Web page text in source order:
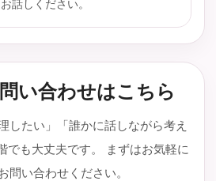
話しください。
い合わせはこちら
したい」「誰かに話しながら考え
でも大丈夫です。 まずはお気軽に
問い合わせください。